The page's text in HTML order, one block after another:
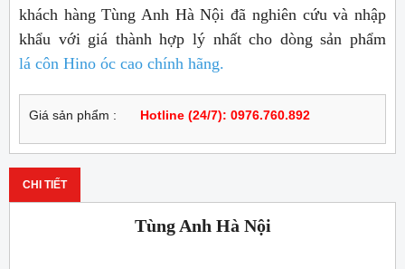
khách hàng Tùng Anh Hà Nội đã nghiên cứu và nhập
khẩu với giá thành hợp lý nhất cho dòng sản phẩm
lá côn Hino óc cao chính hãng.
Giá sản phẩm : Hotline (24/7): 0976.760.892
CHI TIẾT
Tùng Anh Hà Nội